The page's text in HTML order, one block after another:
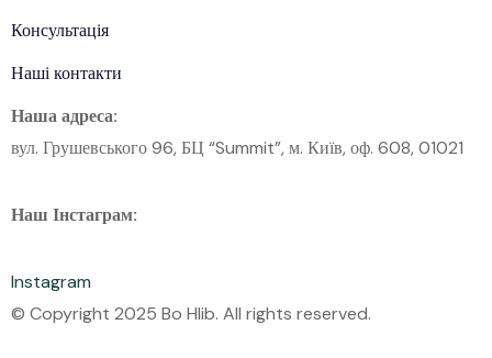
Консультація
Наші контакти
Наша адреса:
вул. Грушевського 96, БЦ “Summit”, м. Київ, оф. 608, 01021
Наш Інстаграм:
Instagram
© Copyright 2025 Bo Hlib. All rights reserved.